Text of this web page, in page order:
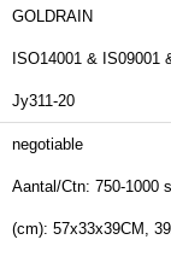
GOLDRAIN
ISO14001 & IS09001
Jy311-20
negotiable
Aantal/Ctn: 750-1000
(cm): 57x33x39CM,